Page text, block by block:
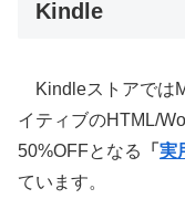
Kindle
Kindleストアでは
イティブのHTML/
50%OFFとなる
「 実
ています。